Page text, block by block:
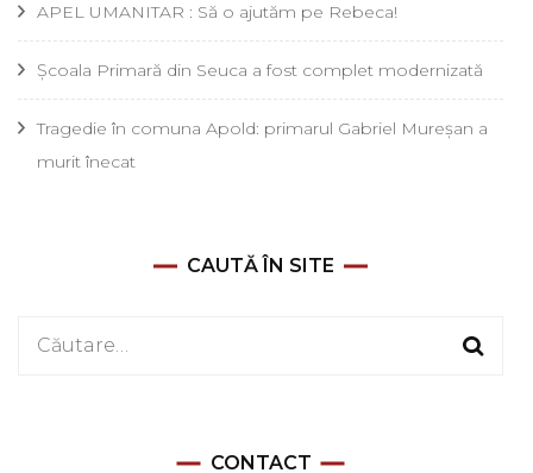
APEL UMANITAR : Să o ajutăm pe Rebeca!
Școala Primară din Seuca a fost complet modernizată
Tragedie în comuna Apold: primarul Gabriel Mureșan a
murit înecat
CAUTĂ ÎN SITE
Caută
CONTACT